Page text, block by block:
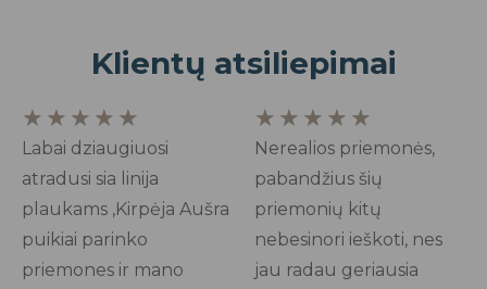
Klientų atsiliepimai
★ ★ ★ ★ ★
5
out
of
5
Labai dziaugiuosi
atradusi sia linija
plaukams ,Kirpėja Aušra
puikiai parinko
priemones ir mano
★ ★ ★ ★ ★
5
out
of
5
Nerealios priemonės,
pabandžius šių
priemonių kitų
nebesinori ieškoti, nes
jau radau geriausia